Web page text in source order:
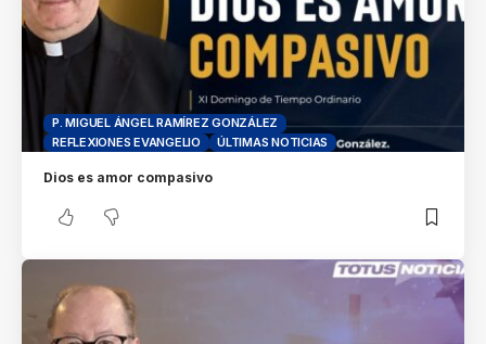
P. MIGUEL ÁNGEL RAMÍREZ GONZÁLEZ
REFLEXIONES EVANGELIO
ÚLTIMAS NOTICIAS
Dios es amor compasivo